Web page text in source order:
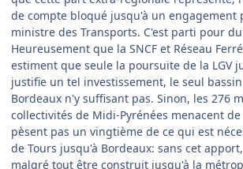
de compte bloqué jusqu'à un engagement
ministre des Transports. C'est parti pour
Heureusement que la SNCF et Réseau
estiment que seule la poursuite de la LGV
justifie un tel investissement, le seul
Bordeaux n'y suffisant pas. Sinon, les 276
collectivités de Midi-Pyrénées menacent
pèsent pas un vingtième de ce qui est
de Tours jusqu'à Bordeaux: sans cet
malgré tout être construit jusqu'à la